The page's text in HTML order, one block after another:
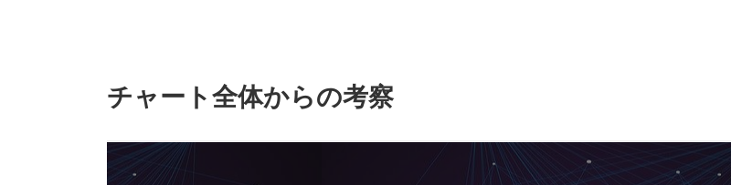
チャート全体からの考察